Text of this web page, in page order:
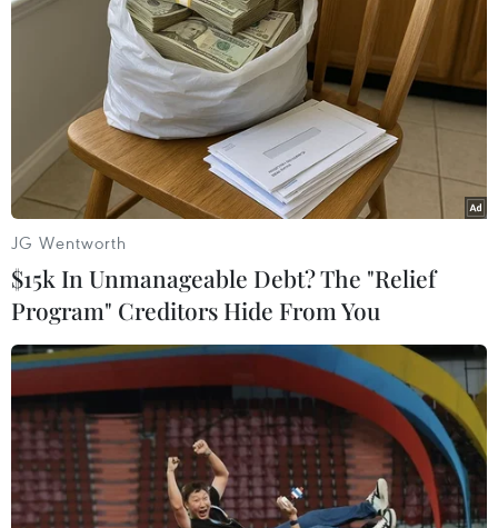
JG Wentworth
$15k In Unmanageable Debt? The "Relief
Program" Creditors Hide From You